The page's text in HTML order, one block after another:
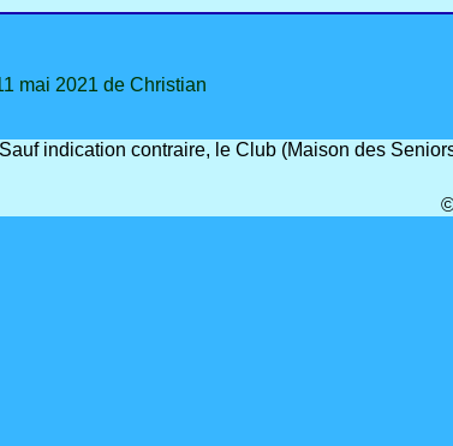
mai 2021 de Christian
Sauf indication contraire, le Club (Maison des